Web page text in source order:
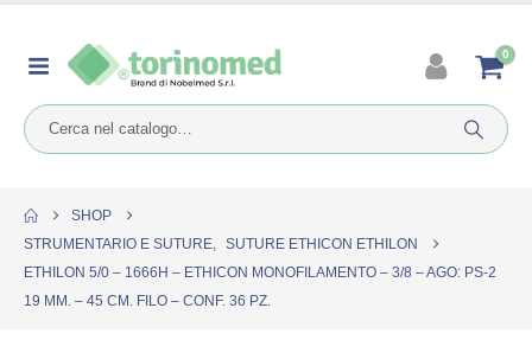
0
SHOP
STRUMENTARIO E SUTURE, SUTURE ETHICON ETHILON
ETHILON 5/0 – 1666H – ETHICON MONOFILAMENTO – 3/8 – AGO: PS-2
19 MM. – 45 CM. FILO – CONF. 36 PZ.